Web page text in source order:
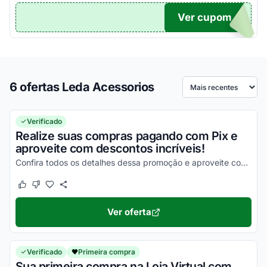
DA10
Ver cupom
6 ofertas Leda Acessorios Ordenar por
Verificado
Realize suas compras pagando com Pix e
aproveite com descontos incríveis!
Confira todos os detalhes dessa promoção e aproveite com vantagens incríveis agora mesmo!
Este cupom funcionou
Este cupom não funcionou
Ver oferta
Verificado Primeira compra